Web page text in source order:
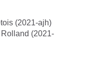
(2021-ajh)
(2021-